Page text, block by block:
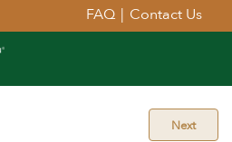
FAQ | Contact Us
Next